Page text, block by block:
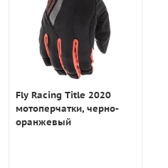
Fly Racing Title 2020
мотоперчатки, черно-
оранжевый